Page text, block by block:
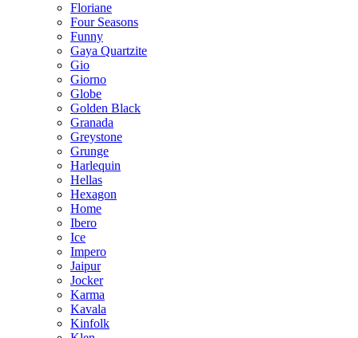
Floriane
Four Seasons
Funny
Gaya Quartzite
Gio
Giorno
Globe
Golden Black
Granada
Greystone
Grunge
Harlequin
Hellas
Hexagon
Home
Ibero
Ice
Impero
Jaipur
Jocker
Karma
Kavala
Kinfolk